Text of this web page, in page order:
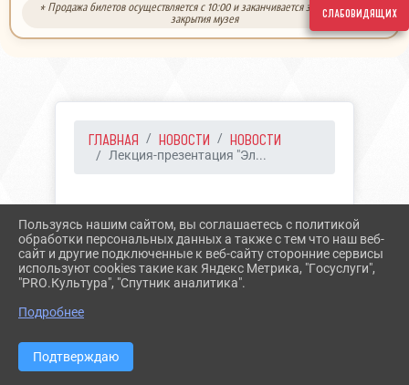
слабовидящих
* Продажа билетов осуществляется с 10:00 и заканчивается за 30 минут до
закрытия музея
ГЛАВНАЯ НОВОСТИ НОВОСТИ
Лекция-презентация "Эл...
ЛЕКЦИЯ-ПРЕЗЕНТАЦИЯ
"ЭЛЬБРУС МИРНЫЙ И
ВОЕННЫЙ"
Пользуясь нашим сайтом, вы соглашаетесь с политикой
обработки персональных данных а также с тем что наш веб-
сайт и другие подключенные к веб-сайту сторонние сервисы
используют cookies такие как Яндекс Метрика, "Госуслуги",
"PRO.Культура", "Спутник аналитика".
Подробнее
Подтверждаю